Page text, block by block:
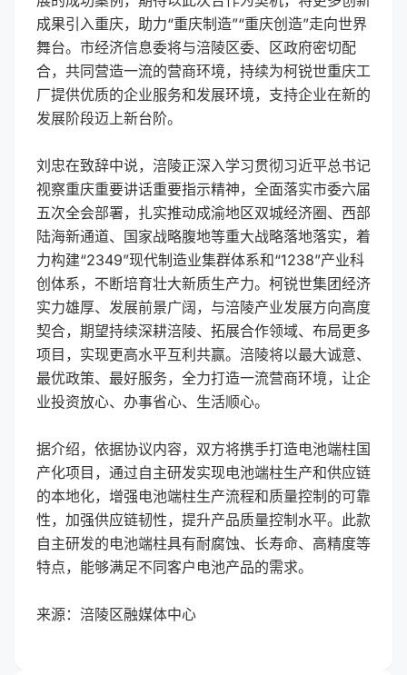
成果引入重庆，助力“重庆制造”“重庆创造”走向世界
舞台。市经济信息委将与涪陵区委、区政府密切配
合，共同营造一流的营商环境，持续为柯锐世重庆工
厂提供优质的企业服务和发展环境，支持企业在新的
发展阶段迈上新台阶。
刘忠在致辞中说，涪陵正深入学习贯彻习近平总书记
视察重庆重要讲话重要指示精神，全面落实市委六届
五次全会部署，扎实推动成渝地区双城经济圈、西部
陆海新通道、国家战略腹地等重大战略落地落实，着
力构建“2349”现代制造业集群体系和“1238”产业科
创体系，不断培育壮大新质生产力。柯锐世集团经济
实力雄厚、发展前景广阔，与涪陵产业发展方向高度
契合，期望持续深耕涪陵、拓展合作领域、布局更多
项目，实现更高水平互利共赢。涪陵将以最大诚意、
最优政策、最好服务，全力打造一流营商环境，让企
业投资放心、办事省心、生活顺心。
据介绍，依据协议内容，双方将携手打造电池端柱国
产化项目，通过自主研发实现电池端柱生产和供应链
的本地化，增强电池端柱生产流程和质量控制的可靠
性，加强供应链韧性，提升产品质量控制水平。此款
自主研发的电池端柱具有耐腐蚀、长寿命、高精度等
特点，能够满足不同客户电池产品的需求。
来源：涪陵区融媒体中心